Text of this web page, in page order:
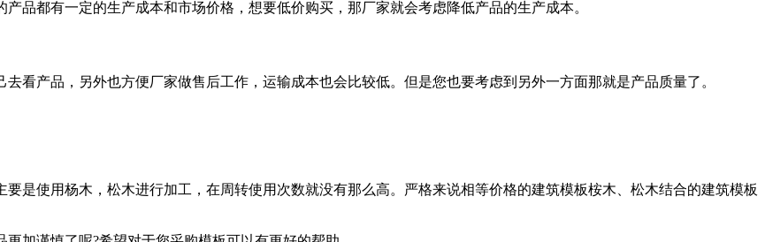
品都有一定的生产成本和市场价格，想要低价购买，那厂家就会考虑降低产品的生产成本。
看产品，另外也方便厂家做售后工作，运输成本也会比较低。但是您也要考虑到另外一方面那就是产品质量了。
是使用杨木，松木进行加工，在周转使用次数就没有那么高。严格来说相等价格的建筑模板桉木、松木结合的建筑模板